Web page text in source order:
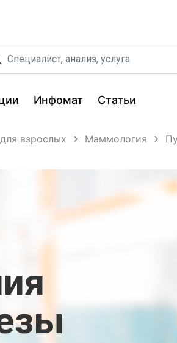
Инфомат Статьи
взрослых Маммология